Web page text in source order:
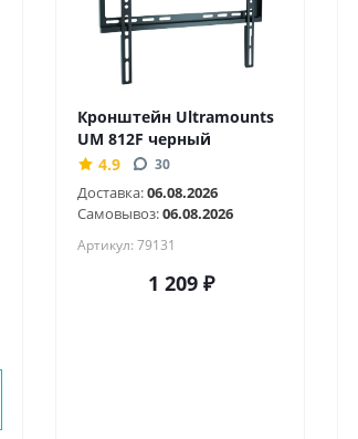
Кронштейн Ultramounts
UM 812F черный
4.9
30
Доставка:06.08.2026
Самовывоз:06.08.2026
Артикул: 79131
1 209₽